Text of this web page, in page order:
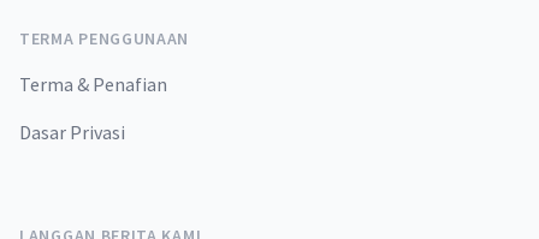
TERMA PENGGUNAAN
Terma & Penafian
Dasar Privasi